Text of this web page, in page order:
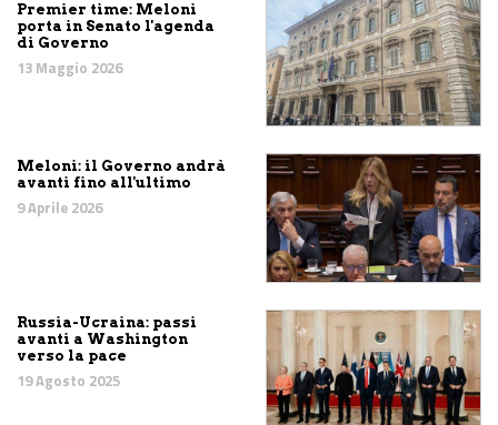
Premier time: Meloni
porta in Senato l'agenda
di Governo
13 Maggio 2026
Meloni: il Governo andrà
avanti fino all'ultimo
9 Aprile 2026
Russia-Ucraina: passi
avanti a Washington
verso la pace
19 Agosto 2025